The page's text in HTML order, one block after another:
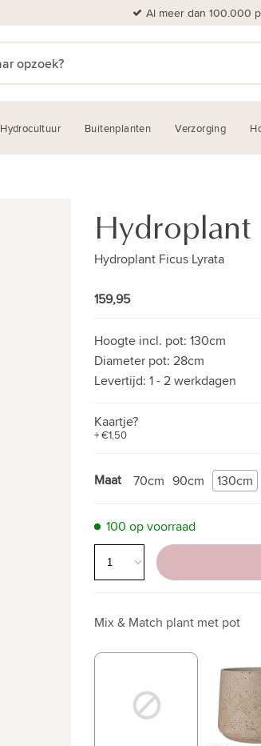
Al meer dan 100.000
Hydrocultuur Buitenplanten Verzorging
Hydroplant
Hydroplant Ficus Lyrata
159,95
Hoogte incl. pot: 130cm
Diameter pot: 28cm
Levertijd: 1 - 2 werkdagen
Kaartje?
+ €1,50
Maat 130cm
70cm 90cm
100 op voorraad
Mix & Match plant met pot